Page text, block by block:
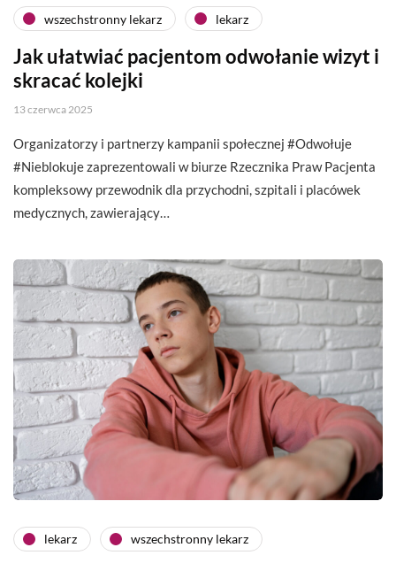
wszechstronny lekarz lekarz
Jak ułatwiać pacjentom odwołanie wizyt i
skracać kolejki
13 czerwca 2025
Organizatorzy i partnerzy kampanii społecznej #Odwołuje
#Nieblokuje zaprezentowali w biurze Rzecznika Praw Pacjenta
kompleksowy przewodnik dla przychodni, szpitali i placówek
medycznych, zawierający…
lekarz wszechstronny lekarz